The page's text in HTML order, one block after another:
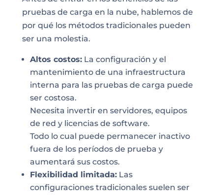
pruebas de carga en la nube, hablemos de
por qué los métodos tradicionales pueden
ser una molestia.
Altos costos:La configuración y el
mantenimiento de una infraestructura
interna para las pruebas de carga puede
ser costosa.
Necesita invertir en servidores, equipos
de red y licencias de software.
Todo lo cual puede permanecer inactivo
fuera de los períodos de prueba y
aumentará sus costos.
Flexibilidad limitada:Las
configuraciones tradicionales suelen ser